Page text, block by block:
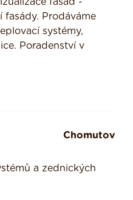
fasád -
fasády. Prodáváme
systémy,
Poradenství v
Chomutov
a zednických